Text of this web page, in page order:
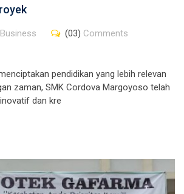
Business (03) Comments
pendidikan yang lebih relevan
zaman, SMK Cordova Margoyoso telah
dan kre